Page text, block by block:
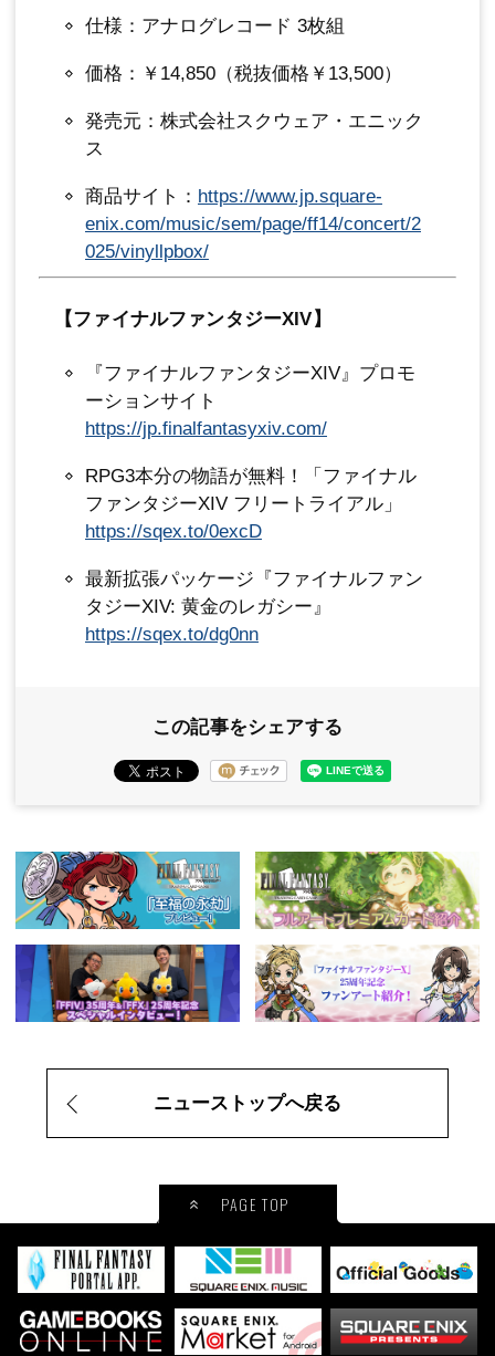
仕様：アナログレコード 3枚組
価格：￥14,850（税抜価格￥13,500）
発売元：株式会社スクウェア・エニック
ス
商品サイト： https://www.jp.square-
enix.com/music/sem/page/ff14/concert/2
025/vinyllpbox/
【ファイナルファンタジーXIV】
『ファイナルファンタジーXIV』プロモ
ーションサイト
https://jp.finalfantasyxiv.com/
RPG3本分の物語が無料！「ファイナル
ファンタジーXIV フリートライアル」
https://sqex.to/0excD
最新拡張パッケージ『ファイナルファン
タジーXIV: 黄金のレガシー』
https://sqex.to/dg0nn
この記事をシェアする
ニューストップへ戻る
PAGE TOP